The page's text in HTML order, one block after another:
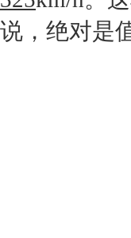
说，绝对是